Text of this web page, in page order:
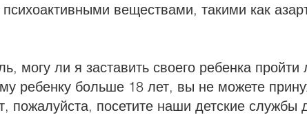
веществами, такими как
могу ли я заставить своего ребенка пройти
ребенку больше 18 лет, вы не можете
пожалуйста, посетите наши детские службы